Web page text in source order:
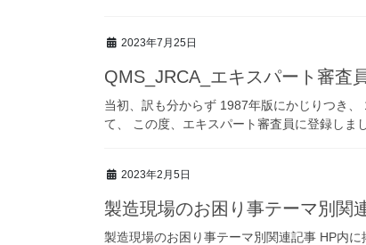
2023年7月25日
QMS_JRCA_エキスパート審査
当初、訳も分からず 1987年版にかじりつき
て、 この度、エキスパート審査員に登録し
2023年2月5日
製造現場のお困り事テーマ別関
製造現場のお困り事テーマ別関連記事 HP内